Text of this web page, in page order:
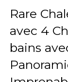
Rare
avec 4
bains